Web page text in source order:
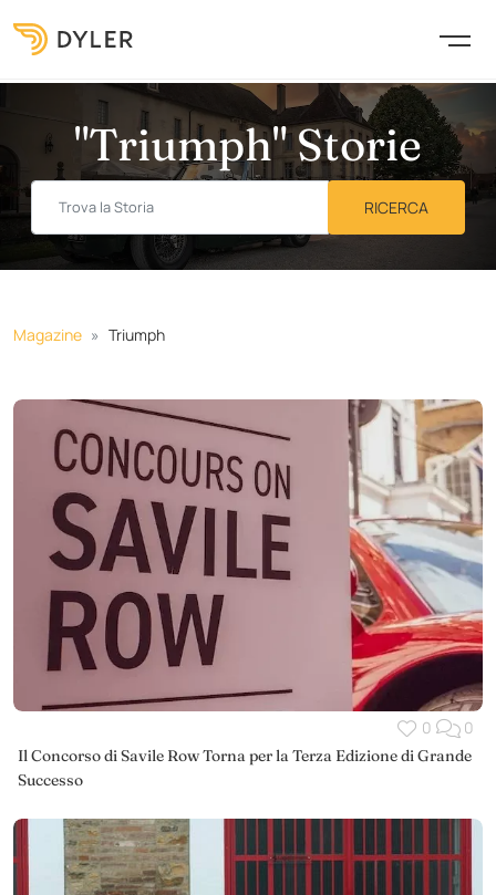
"Triumph" Storie
Magazine Triumph
0 0
Il Concorso di Savile Row Torna per la Terza Edizione di Grande
Successo